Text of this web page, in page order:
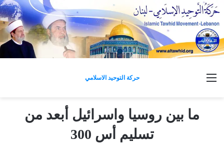
حركة التوحيد الاسلامي
ما بين روسيا واسرائيل أبعد من
تسليم أس 300